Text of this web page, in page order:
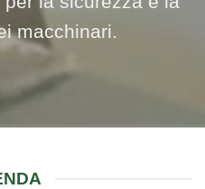
macchinari.